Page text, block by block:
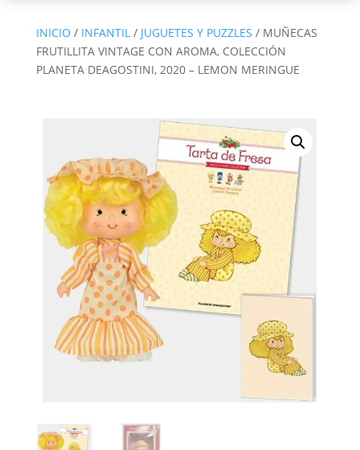
INICIO / INFANTIL / JUGUETES Y PUZZLES / MUÑECAS
FRUTILLITA VINTAGE CON AROMA, COLECCIÓN
PLANETA DEAGOSTINI, 2020 – LEMON MERINGUE